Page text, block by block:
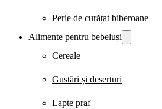
Perie de curățat biberoane
Alimente pentru bebeluși
Cereale
Gustări și deserturi
Lapte praf